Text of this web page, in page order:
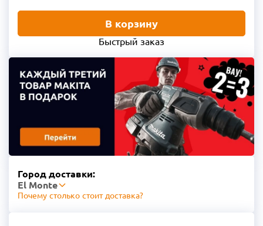
В корзину
Быстрый заказ
Город доставки:
El Monte
Почему столько стоит доставка?